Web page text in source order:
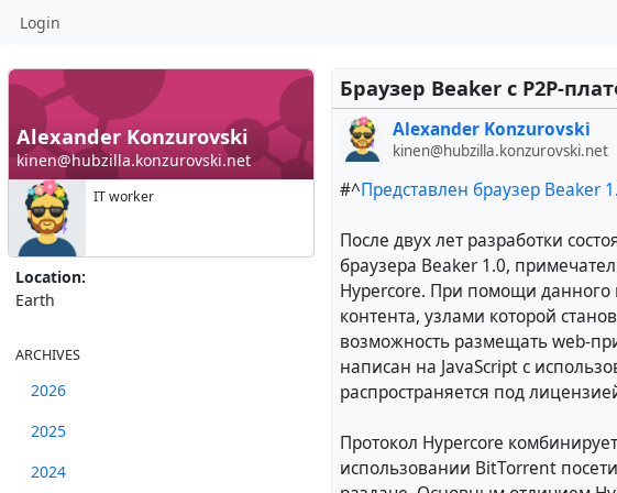
Login
Alexander Konzurovski
kinen@hubzilla.konzurovski.net
IT worker
Location:
Earth
ARCHIVES
2026
2025
2024
Браузер Beaker с P2P-
Alexander Konzurovski
kinen@hubzilla.konzurovski.net
#^Представлен браузер Beaker
После двух лет разработки
браузера Beaker 1.0,
Hypercore. При помощи данного
контента, узлами которой
возможность размещать web-
написан на JavaScript с
распространяется под
Протокол Hypercore
использовании BitTorrent